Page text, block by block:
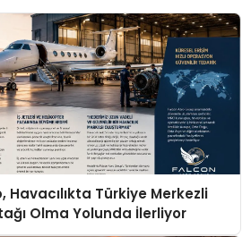
Havacılıkta Türkiye Merkezli
Olma Yolunda İlerliyor